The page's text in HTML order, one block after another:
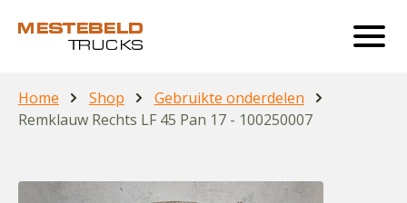
Home Shop
Gebruikte onderdelen
Remklauw Rechts LF 45 Pan 17 - 100250007